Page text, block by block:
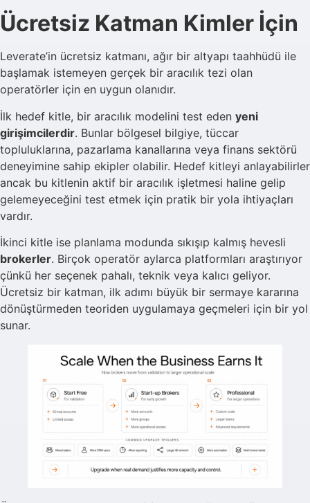
Ücretsiz Katman Kimler İçin
Leverate’in ücretsiz katmanı, ağır bir altyapı taahhüdü ile
başlamak istemeyen gerçek bir aracılık tezi olan
operatörler için en uygun olanıdır.
İlk hedef kitle, bir aracılık modelini test eden yeni
girişimcilerdir. Bunlar bölgesel bilgiye, tüccar
topluluklarına, pazarlama kanallarına veya finans sektörü
deneyimine sahip ekipler olabilir. Hedef kitleyi anlayabilirler
ancak bu kitlenin aktif bir aracılık işletmesi haline gelip
gelemeyeceğini test etmek için pratik bir yola ihtiyaçları
vardır.
İkinci kitle ise planlama modunda sıkışıp kalmış hevesli
brokerler. Birçok operatör aylarca platformları araştırıyor
çünkü her seçenek pahalı, teknik veya kalıcı geliyor.
Ücretsiz bir katman, ilk adımı büyük bir sermaye kararına
dönüştürmeden teoriden uygulamaya geçmeleri için bir yol
sunar.